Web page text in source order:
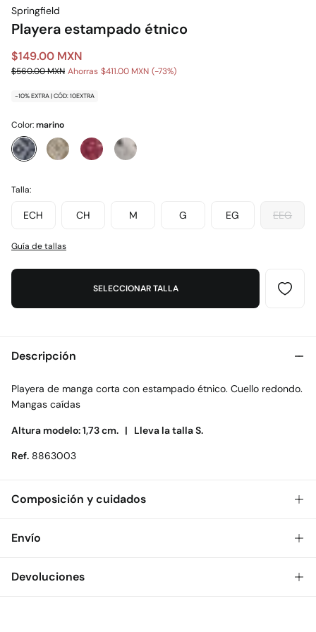
Springfield
Playera estampado étnico
$149.00 MXN
$560.00 MXN Ahorras $411.00 MXN 73
-10% EXTRA | CÓD: 10EXTRA
Color:marino
Talla:
ECH CH M G EG EEG
Guía de tallas
SELECCIONAR TALLA
Descripción
Playera de manga corta con estampado étnico. Cuello redondo.
Mangas caídas
Altura modelo: 1,73 cm. | Lleva la talla S.
Ref. 8863003
Composición y cuidados
Composición
Cuidados
Envío
Envío a tienda: 2-5 días.
Devoluciones